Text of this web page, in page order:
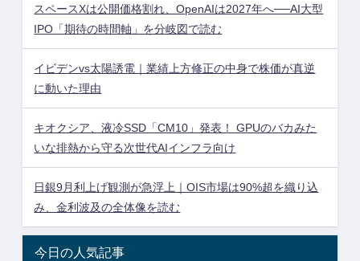
スペースXは公開価格割れ、OpenAIは2027年へ──AI大型
IPO「期待の時間軸」を分岐図で読む
イビデンvs太陽誘電｜業績上方修正の中身で株価が真逆
に動いた理由
キオクシア、液冷SSD「CM10」発表！ GPUのバカみた
いな排熱から守る次世代AIインフラ向け
日銀9月利上げ観測が急浮上｜OIS市場は90%超を織り込
み、金利波及の全体像を読む
今日の人気記事